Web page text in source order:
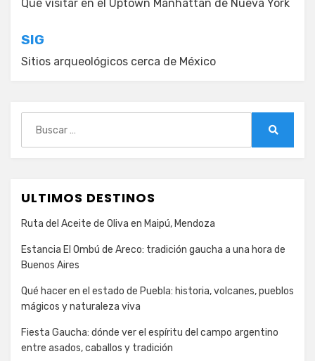
de
entradas
Qué visitar en el Uptown Manhattan de Nueva York
SIG
Sitios arqueológicos cerca de México
ULTIMOS DESTINOS
Ruta del Aceite de Oliva en Maipú, Mendoza
Estancia El Ombú de Areco: tradición gaucha a una hora de
Buenos Aires
Qué hacer en el estado de Puebla: historia, volcanes, pueblos
mágicos y naturaleza viva
Fiesta Gaucha: dónde ver el espíritu del campo argentino
entre asados, caballos y tradición